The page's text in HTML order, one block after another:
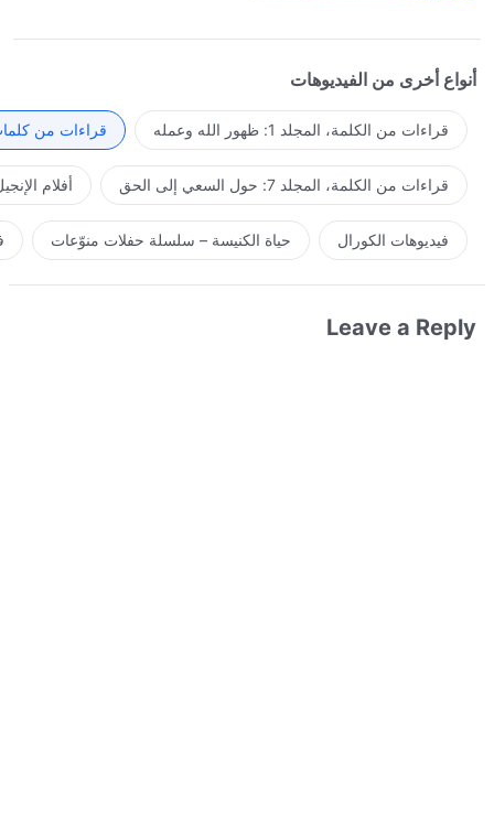
أنواع أخرى من الفيديوهات
قراءات من الكلمة، المجلد 1: ظهور الله وعمله قراءات من
قراءات من الكلمة، المجلد 7: حول السعي إلى الحق أفلام
فيديوهات الكورال حياة الكنيسة – سلسلة حفلات منوّعات
Leave a Reply